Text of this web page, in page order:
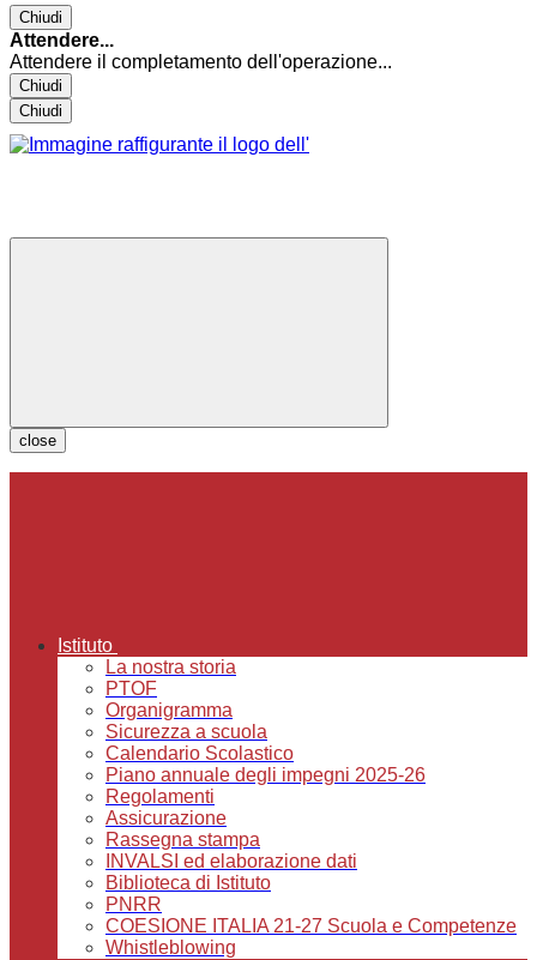
Chiudi
Attendere...
Attendere il completamento dell'operazione...
Chiudi
Chiudi
close
Istituto
La nostra storia
PTOF
Organigramma
Sicurezza a scuola
Calendario Scolastico
Piano annuale degli impegni 2025-26
Regolamenti
Assicurazione
Rassegna stampa
INVALSI ed elaborazione dati
Biblioteca di Istituto
PNRR
COESIONE ITALIA 21-27 Scuola e Competenze
Whistleblowing